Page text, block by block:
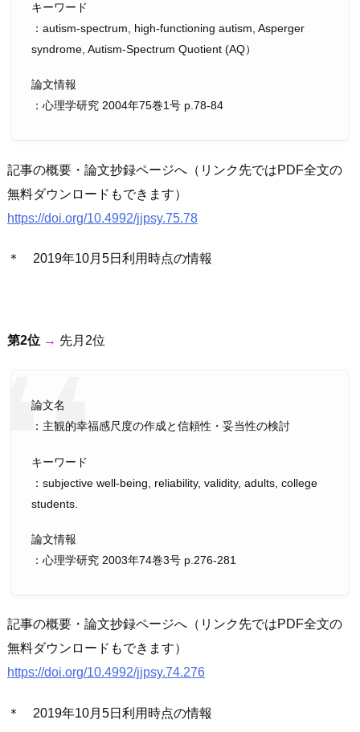
キーワード
：autism-spectrum, high-functioning autism, Asperger
syndrome, Autism-Spectrum Quotient (AQ）
論文情報
：心理学研究 2004年75巻1号 p.78-84
記事の概要・論文抄録ページへ（リンク先ではPDF全文の
無料ダウンロードもできます）
https://doi.org/10.4992/jjpsy.75.78
＊ 2019年10月5日利用時点の情報
第2位 → 先月2位
論文名
：主観的幸福感尺度の作成と信頼性・妥当性の検討
キーワード
：subjective well-being, reliability, validity, adults, college
students.
論文情報
：心理学研究 2003年74巻3号 p.276-281
記事の概要・論文抄録ページへ（リンク先ではPDF全文の
無料ダウンロードもできます）
https://doi.org/10.4992/jjpsy.74.276
＊ 2019年10月5日利用時点の情報